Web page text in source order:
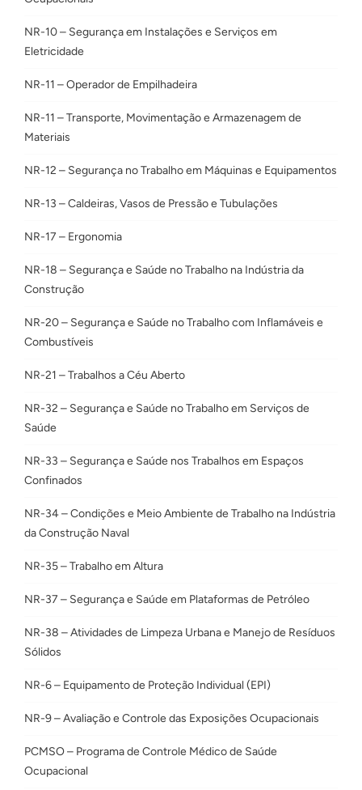
NR-10 – Segurança em Instalações e Serviços em
Eletricidade
NR-11 – Operador de Empilhadeira
NR-11 – Transporte, Movimentação e Armazenagem de
Materiais
NR-12 – Segurança no Trabalho em Máquinas e Equipamentos
NR-13 – Caldeiras, Vasos de Pressão e Tubulações
NR-17 – Ergonomia
NR-18 – Segurança e Saúde no Trabalho na Indústria da
Construção
NR-20 – Segurança e Saúde no Trabalho com Inflamáveis e
Combustíveis
NR-21 – Trabalhos a Céu Aberto
NR-32 – Segurança e Saúde no Trabalho em Serviços de
Saúde
NR-33 – Segurança e Saúde nos Trabalhos em Espaços
Confinados
NR-34 – Condições e Meio Ambiente de Trabalho na Indústria
da Construção Naval
NR-35 – Trabalho em Altura
NR-37 – Segurança e Saúde em Plataformas de Petróleo
NR-38 – Atividades de Limpeza Urbana e Manejo de Resíduos
Sólidos
NR-6 – Equipamento de Proteção Individual (EPI)
NR-9 – Avaliação e Controle das Exposições Ocupacionais
PCMSO – Programa de Controle Médico de Saúde
Ocupacional